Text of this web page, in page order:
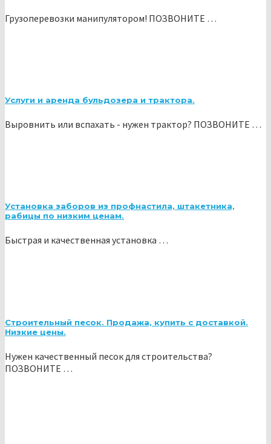
Грузоперевозки манипулятором! ПОЗВОНИТЕ …
Услуги и аренда бульдозера и трактора.
Выровнить или вспахать - нужен трактор? ПОЗВОНИТЕ …
Установка заборов из профнастила, штакетника,
рабицы по низким ценам.
Быстрая и качественная установка …
Строительный песок. Продажа, купить с доставкой.
Низкие цены.
Нужен качественный песок для строительства?
ПОЗВОНИТЕ …